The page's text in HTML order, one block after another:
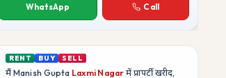
WhatsApp Call
RENT BUY SELL
मैंManish Gupta Laxmi Nagarमें प्रापर्टी खरीद,